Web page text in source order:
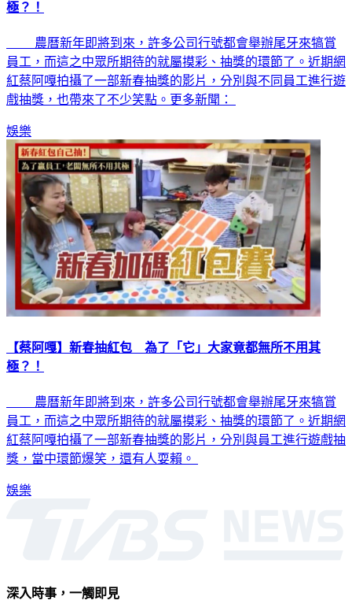
極？！
農曆新年即將到來，許多公司行號都會舉辦尾牙來犒賞
員工，而這之中眾所期待的就屬摸彩、抽獎的環節了。近期網
紅蔡阿嘎拍攝了一部新春抽獎的影片，分別與不同員工進行遊
戲抽獎，也帶來了不少笑點。更多新聞：
娛樂
【蔡阿嘎】新春抽紅包 為了「它」大家竟都無所不用其
極？！
農曆新年即將到來，許多公司行號都會舉辦尾牙來犒賞
員工，而這之中眾所期待的就屬摸彩、抽獎的環節了。近期網
紅蔡阿嘎拍攝了一部新春抽獎的影片，分別與員工進行遊戲抽
獎，當中環節爆笑，還有人耍賴。
娛樂
深入時事，一觸即見